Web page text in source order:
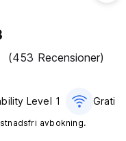
(453 Recensioner)
Level 1 Gratis
avbokning.